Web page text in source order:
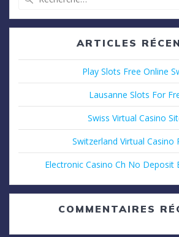
:
ARTICLES
Play Slots Free Online
Lausanne Slots For
Swiss Virtual Casino
Switzerland Virtual Casino
Electronic Casino Ch No Deposit
COMMENTAIRES